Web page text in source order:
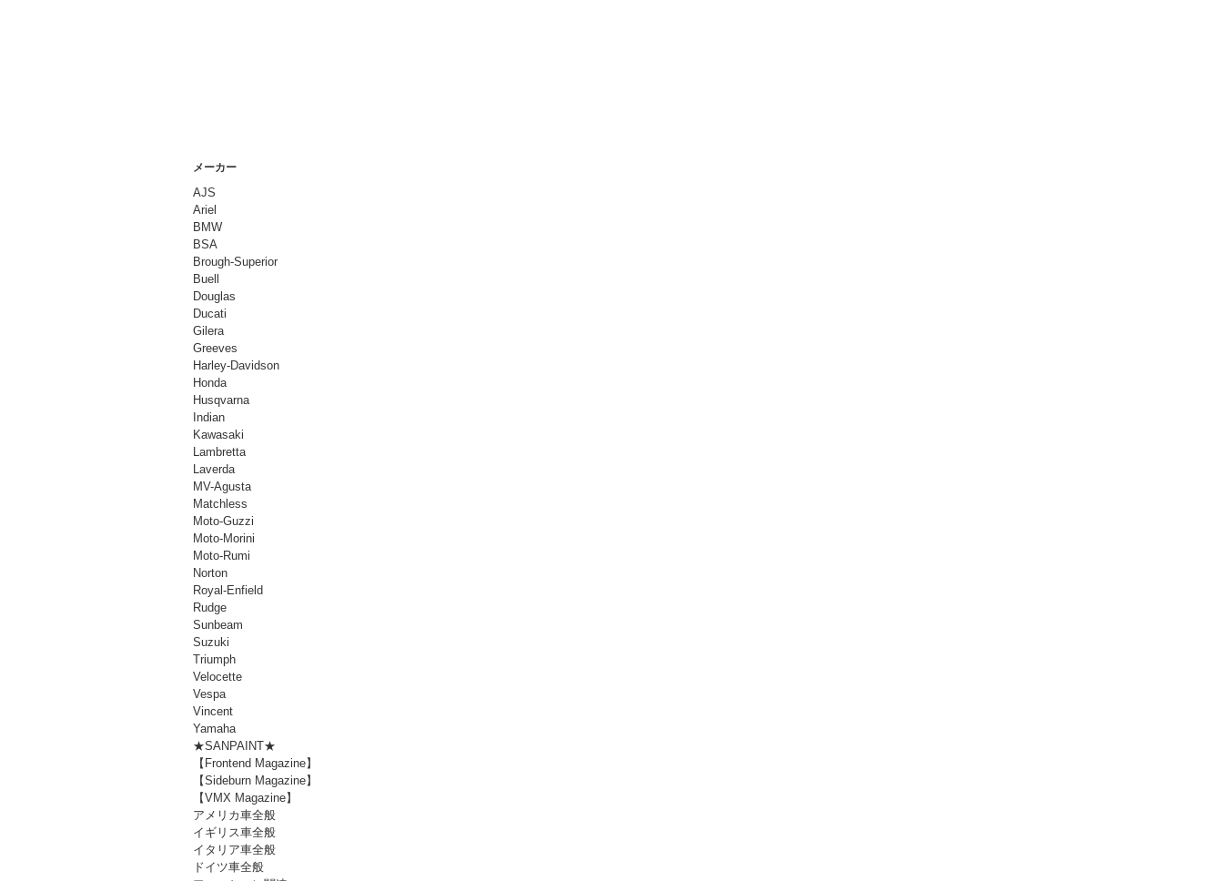
メーカー
AJS
Ariel
BMW
BSA
Brough-Superior
Buell
Douglas
Ducati
Gilera
Greeves
Harley-Davidson
Honda
Husqvarna
Indian
Kawasaki
Lambretta
Laverda
MV-Agusta
Matchless
Moto-Guzzi
Moto-Morini
Moto-Rumi
Norton
Royal-Enfield
Rudge
Sunbeam
Suzuki
Triumph
Velocette
Vespa
Vincent
Yamaha
★SANPAINT★
【Frontend Magazine】
【Sideburn Magazine】
【VMX Magazine】
アメリカ車全般
イギリス車全般
イタリア車全般
ドイツ車全般